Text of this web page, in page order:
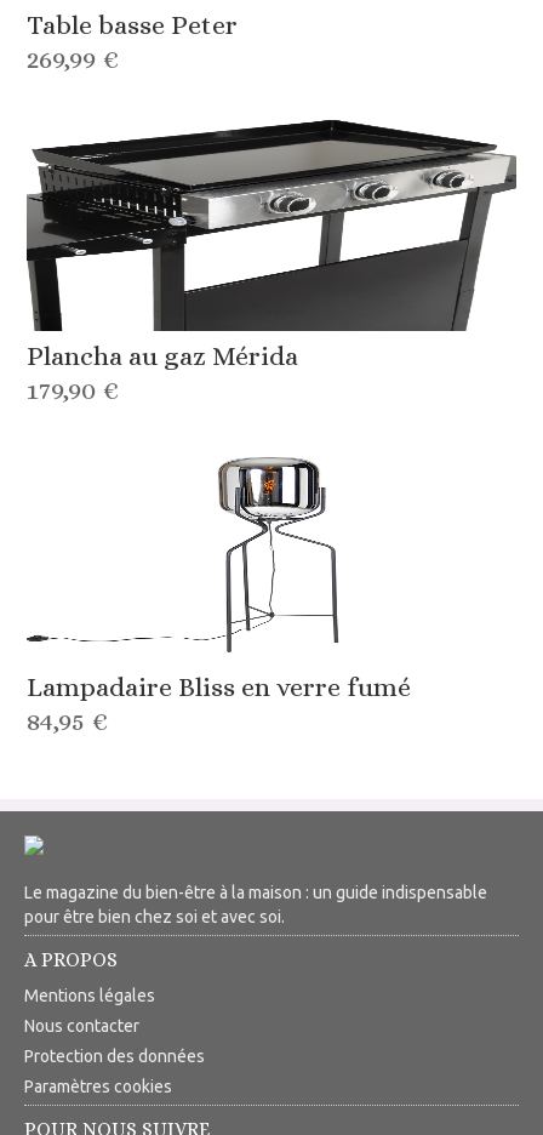
Table basse Peter
269,99 €
Plancha au gaz Mérida
179,90 €
Lampadaire Bliss en verre fumé
84,95 €
Le magazine du bien-être à la maison : un guide indispensable
pour être bien chez soi et avec soi.
A PROPOS
Mentions légales
Nous contacter
Protection des données
Paramètres cookies
POUR NOUS SUIVRE